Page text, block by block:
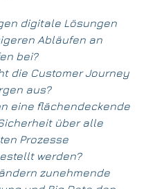
digitale Lösungen
Abläufen an
bei?
die Customer Journey
aus?
eine flächendeckende
über alle
Prozesse
werden?
zunehmende